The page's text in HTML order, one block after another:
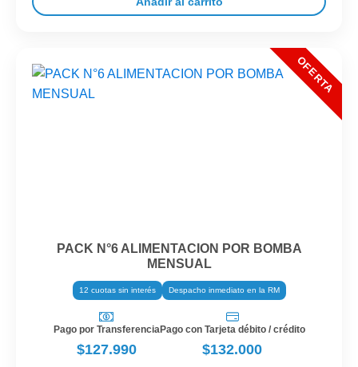
PACK N°6 ALIMENTACION POR BOMBA
MENSUAL
12 cuotas sin interés Despacho inmediato en la RM
Pago por Transferencia
$127.990
Pago con Tarjeta débito / crédito
$132.000